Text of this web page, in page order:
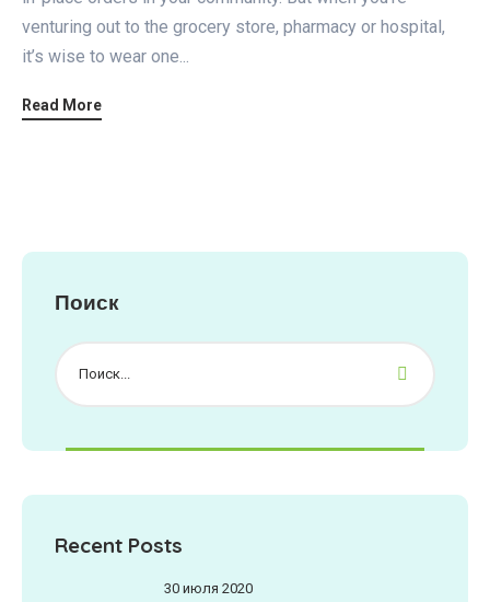
venturing out to the grocery store, pharmacy or hospital,
it’s wise to wear one...
Read More
Поиск
Recent Posts
30 июля 2020